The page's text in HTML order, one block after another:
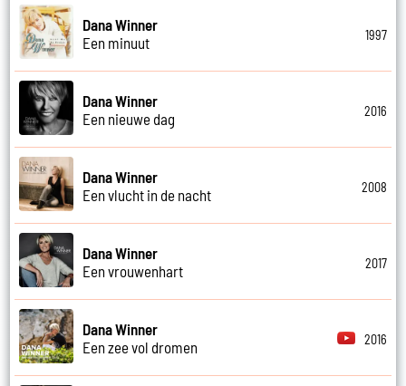
Dana Winner
Een minuut
1997
Dana Winner
Een nieuwe dag
2016
Dana Winner
Een vlucht in de nacht
2008
Dana Winner
Een vrouwenhart
2017
Dana Winner
Een zee vol dromen
2016